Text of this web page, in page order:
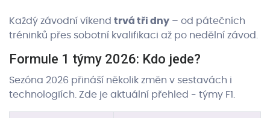
Každý závodní víkend trvá tři dny – od pátečních
tréninků přes sobotní kvalifikaci až po nedělní závod.
Formule 1 týmy 2026: Kdo jede?
Sezóna 2026 přináší několik změn v sestavách i
technologiích. Zde je aktuální přehled - týmy F1.